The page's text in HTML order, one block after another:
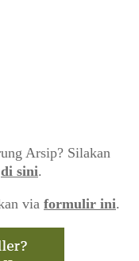
Arsip? Silakan
di sini.
via formulir ini.